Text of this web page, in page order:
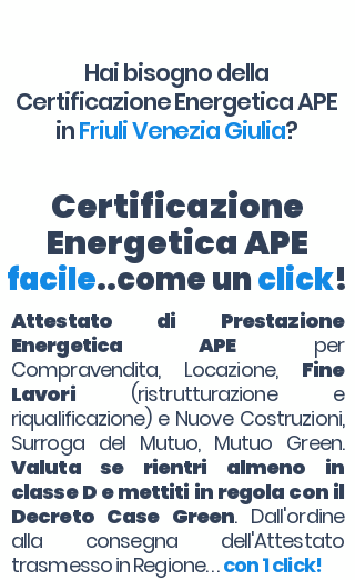
Hai bisogno della
Certificazione Energetica APE
inFriuli Venezia Giulia?
Certificazione
Energetica APE
facile..come unclick!
Attestato di Prestazione
Energetica APEper
Compravendita, Locazione, Fine
Lavori(ristrutturazione e
riqualificazione) e Nuove Costruzioni,
Surroga del Mutuo, Mutuo Green.
Valuta se rientri almeno in
classe D e mettiti in regola con il
Decreto Case Green. Dall'ordine
alla consegna dell'Attestato
trasmesso in Regione. . .con 1 click!